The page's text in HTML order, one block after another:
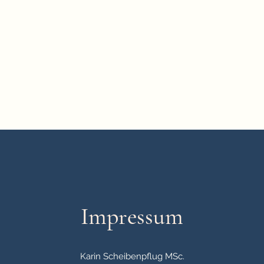
Impressum
Karin Scheibenpflug MSc.